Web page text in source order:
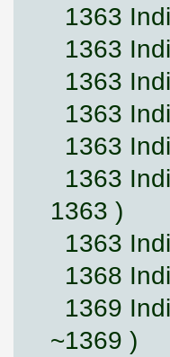
1363
1363
1363
1363
1363
1363
1363 )
1363
1368
1369
~1369 )